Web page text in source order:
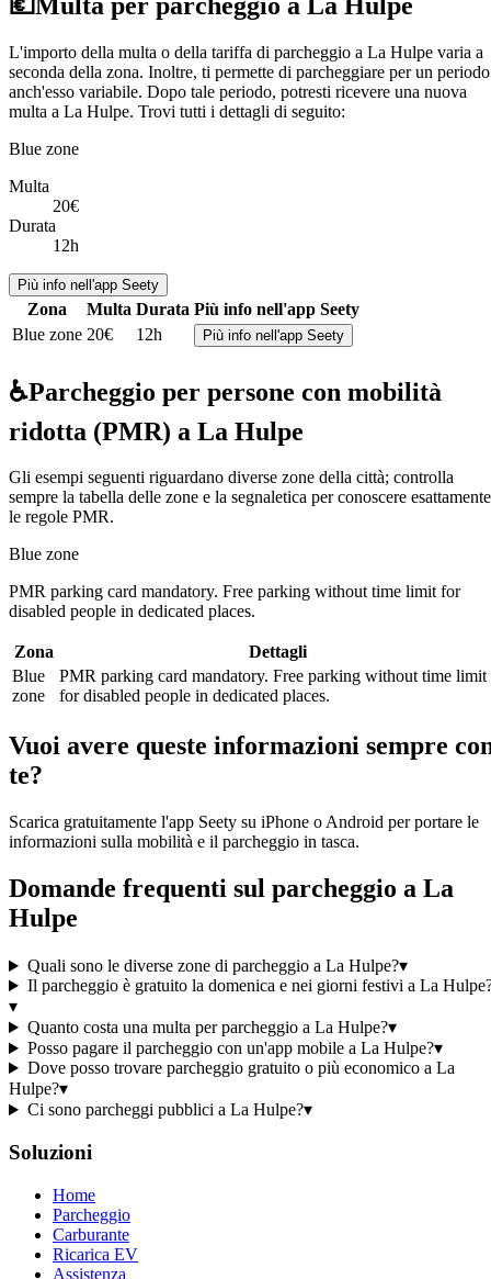
L'importo della multa o della tariffa di parcheggio a La Hulpe varia a
seconda della zona. Inoltre, ti permette di parcheggiare per un periodo
anch'esso variabile. Dopo tale periodo, potresti ricevere una nuova
multa a La Hulpe. Trovi tutti i dettagli di seguito:
Blue zone
Multa
20€
Durata
12h
Più info nell'app Seety
Zona Multa Durata Più info nell'app Seety
Blue zone 20€ 12h Più info nell'app Seety
♿Parcheggio per persone con mobilità
ridotta (PMR) a La Hulpe
Gli esempi seguenti riguardano diverse zone della città; controlla
sempre la tabella delle zone e la segnaletica per conoscere esattamente
le regole PMR.
Blue zone
PMR parking card mandatory. Free parking without time limit for
disabled people in dedicated places.
Zona
Dettagli
Blue
zone
PMR parking card mandatory. Free parking without time limit
for disabled people in dedicated places.
Vuoi avere queste informazioni sempre
te?
Scarica gratuitamente l'app Seety su iPhone o Android per portare le
informazioni sulla mobilità e il parcheggio in tasca.
Domande frequenti sul parcheggio a La
Hulpe
Quali sono le diverse zone di parcheggio a La Hulpe?▾
Il parcheggio è gratuito la domenica e nei giorni festivi a La
▾
Quanto costa una multa per parcheggio a La Hulpe?▾
Posso pagare il parcheggio con un'app mobile a La Hulpe?▾
Dove posso trovare parcheggio gratuito o più economico a La
Hulpe?▾
Ci sono parcheggi pubblici a La Hulpe?▾
Soluzioni
Home
Parcheggio
Carburante
Ricarica EV
Assistenza